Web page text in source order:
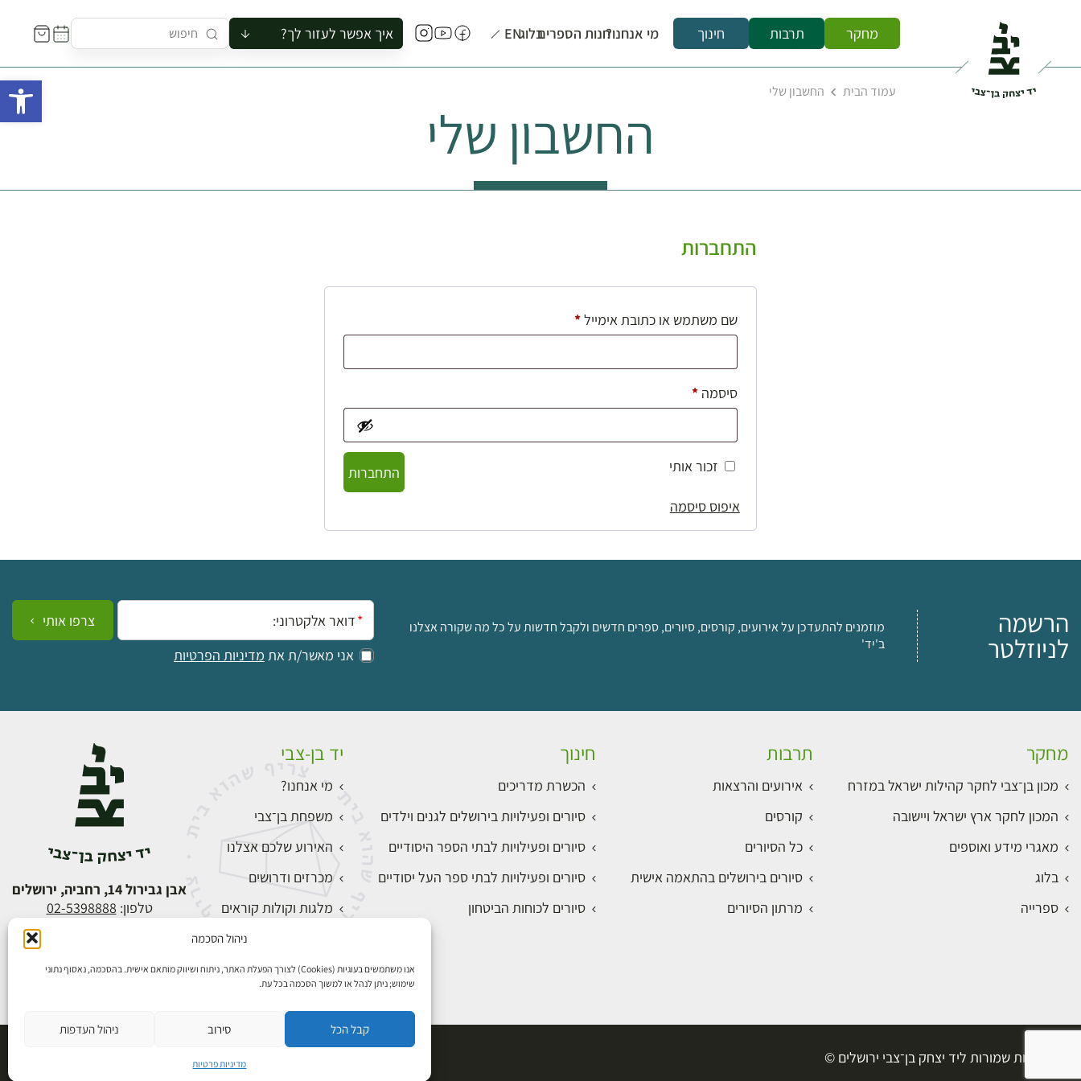
ניהול הסכמה
אנו משתמשים בעוגיות (Cookies) לצורך הפעלת האתר, ניתוח ושיווק מותאם אישית. בהסכמה, נאסוף נתוני
שימוש; ניתן לנהל או למשוך הסכמה בכל עת.
קבל הכל סירוב ניהול העדפות
מדיניות פרטיות
מחקר תרבות חינוך מי אנחנו?חנות הספריםבלוגEN איך אפשר לעזור לך?
להזמין סיור לקבוצה
לתאם ביקור בצריף
עמוד הבית החשבון שלי
החשבון שלי
התחברות
שם משתמש או כתובת אימייל*חובה
סיסמה*חובה
זכור אותי
התחברות
איפוס סיסמה
הרשמה
לניוזלטר
מוזמנים להתעדכן על אירועים, קורסים, סיורים, ספרים חדשים ולקבל חדשות על כל מה שקורה אצלנו
ב'יד'
אימייל:
אני מאשר/ת את מדיניות הפרטיות
צרפו אותי
מחקר
מכון בן־צבי לחקר קהילות ישראל במזרח
המכון לחקר ארץ ישראל ויישובה
מאגרי מידע ואוספים
בלוג
ספרייה
תרבות
אירועים והרצאות
קורסים
כל הסיורים
סיורים בירושלים בהתאמה אישית
מרתון הסיורים
חינוך
הכשרת מדריכים
סיורים ופעילויות בירושלים לגנים וילדים
סיורים ופעילויות לבתי הספר היסודיים
סיורים ופעילויות לבתי ספר העל יסודיים
סיורים לכוחות הביטחון
יד בן-צבי
מי אנחנו?
משפחת בן־צבי
האירוע שלכם אצלנו
מכרזים ודרושים
מלגות וקולות קוראים
התחברות
אבן גבירול 14, רחביה, ירושלים
טלפון: 02-5398888
כל הזכויות שמורות ליד יצחק בן־צבי ירושלים ©